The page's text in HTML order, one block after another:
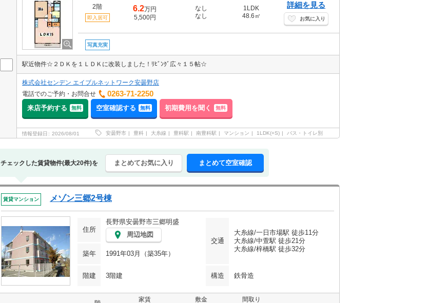
2階
即入居可
6.2万円
5,500円
なし
なし
1LDK
48.6㎡
詳細を見る
お気に入り
写真充実
駅近物件☆２ＤＫを１ＬＤＫに改装しました！ﾘﾋﾞﾝｸﾞ広々１５帖☆
株式会社センデン エイブルネットワーク安曇野店
電話でのご予約・お問合せ
0263-71-2250
来店予約する 無料 空室確認する 無料 初期費用を聞く 無料
情報登録日 2026/08/01 安曇野市 豊科 大糸線 豊科駅 南豊科駅 マンション 1LDK(+S) バス・トイレ別
チェックした賃貸物件(最大20件)を まとめてお気に入り まとめて空室確認
賃貸マンション メゾン三郷2号棟
住所
長野県安曇野市三郷明盛
周辺地図
交通
大糸線/一日市場駅 徒歩11分
大糸線/中萱駅 徒歩21分
大糸線/梓橋駅 徒歩32分
築年 1991年03月（築35年）
階建 3階建 構造 鉄骨造
家賃 敷金 間取り